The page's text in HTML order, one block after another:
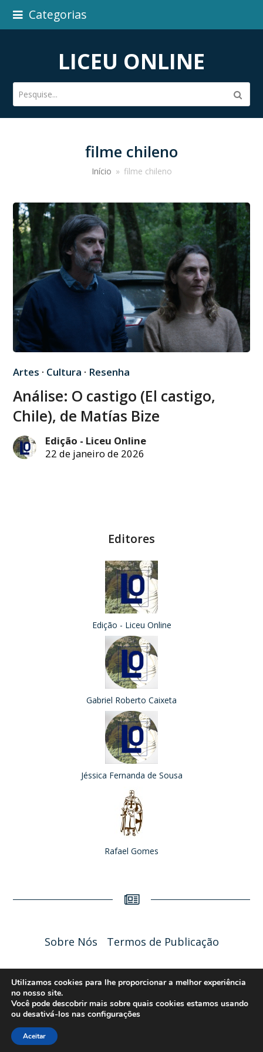
Categorias
LICEU ONLINE
Pesquise...
filme chileno
Início » filme chileno
Artes · Cultura · Resenha
Análise: O castigo (El castigo,
Chile), de Matías Bize
Edição - Liceu Online
22 de janeiro de 2026
Editores
Edição - Liceu Online
Gabriel Roberto Caixeta
Jéssica Fernanda de Sousa
Rafael Gomes
Sobre Nós Termos de Publicação
Liceu Online 2026 - Política de Privacidade
Utilizamos cookies para lhe proporcionar a melhor experiência
no nosso site.
Você pode descobrir mais sobre quais cookies estamos usando
ou desativá-los nas configurações
Aceitar